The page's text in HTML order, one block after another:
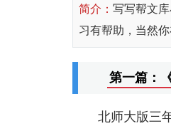
简介： 写写帮文
习有帮助，当然
第一篇：
北师大版三